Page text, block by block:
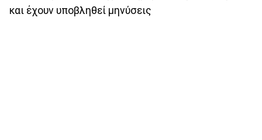
και έχουν υποβληθεί μηνύσεις